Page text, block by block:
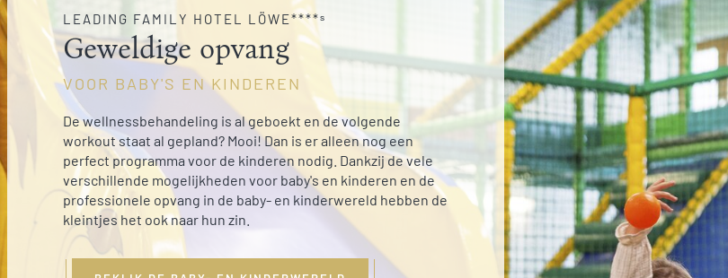
LEADING FAMILY HOTEL LÖWE****ˢ
Geweldige opvang
VOOR BABY'S EN KINDEREN
De wellnessbehandeling is al geboekt en de volgende
workout staat al gepland? Mooi! Dan is er alleen nog een
perfect programma voor de kinderen nodig. Dankzij de vele
verschillende mogelijkheden voor baby's en kinderen en de
professionele opvang in de baby- en kinderwereld hebben de
kleintjes het ook naar hun zin.